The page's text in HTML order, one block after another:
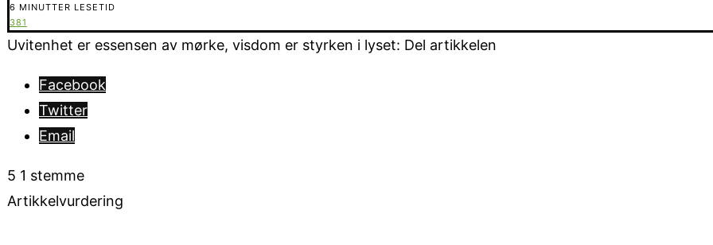
6 MINUTTER LESETID
381
Uvitenhet er essensen av mørke, visdom er styrken i lyset: Del artikkelen
Facebook
Twitter
Email
5 1 stemme
Artikkelvurdering